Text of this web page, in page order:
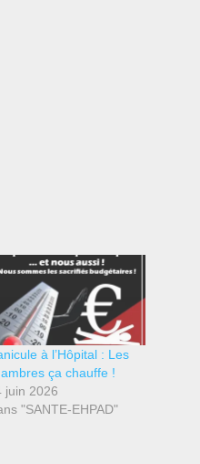
à l’Hôpital : Les
ça chauffe !
juin 2026
"SANTE-EHPAD"